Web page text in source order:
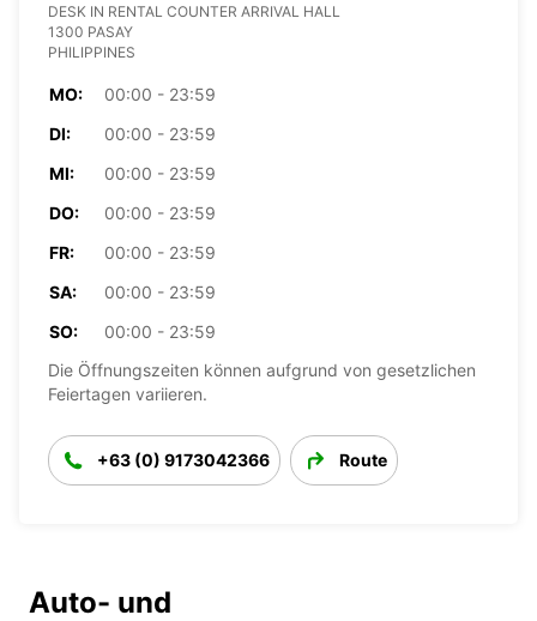
DESK IN RENTAL COUNTER ARRIVAL HALL
1300 PASAY
PHILIPPINES
MO:
00:00 - 23:59
DI:
00:00 - 23:59
MI:
00:00 - 23:59
DO:
00:00 - 23:59
FR:
00:00 - 23:59
SA:
00:00 - 23:59
SO:
00:00 - 23:59
Die Öffnungszeiten können aufgrund von gesetzlichen
Feiertagen variieren.
+63 (0) 9173042366 Route
Auto- und